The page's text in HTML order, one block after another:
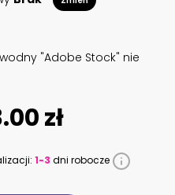
"Adobe Stock" nie
zł
1-3 dni robocze